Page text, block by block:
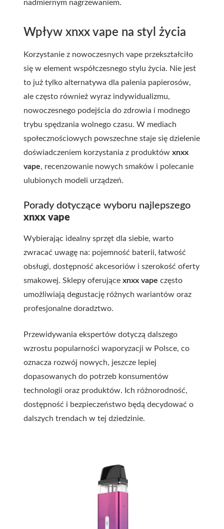
nadmiernym nagrzewaniem.
Wpływ xnxx vape na styl życia
Korzystanie z nowoczesnych vape przekształciło
się w element współczesnego stylu życia. Nie jest
to już tylko alternatywa dla palenia papierosów,
ale często również wyraz indywidualizmu,
nowoczesnego podejścia do zdrowia i modnego
trybu spędzania wolnego czasu. W mediach
społecznościowych powszechne staje się dzielenie
doświadczeniem korzystania z produktów xnxx
vape, recenzowanie nowych smaków i polecanie
ulubionych modeli urządzeń.
Porady dotyczące wyboru najlepszego
xnxx vape
Wybierając idealny sprzęt dla siebie, warto
zwracać uwagę na: pojemność baterii, łatwość
obsługi, dostępność akcesoriów i szerokość oferty
smakowej. Sklepy oferujące xnxx vape często
umożliwiają degustację różnych wariantów oraz
profesjonalne doradztwo.
Przewidywania ekspertów dotyczą dalszego
wzrostu popularności waporyzacji w Polsce, co
oznacza rozwój nowych, jeszcze lepiej
dopasowanych do potrzeb konsumentów
technologii oraz produktów. Ich różnorodność,
dostępność i bezpieczeństwo będą decydować o
dalszych trendach w tej dziedzinie.